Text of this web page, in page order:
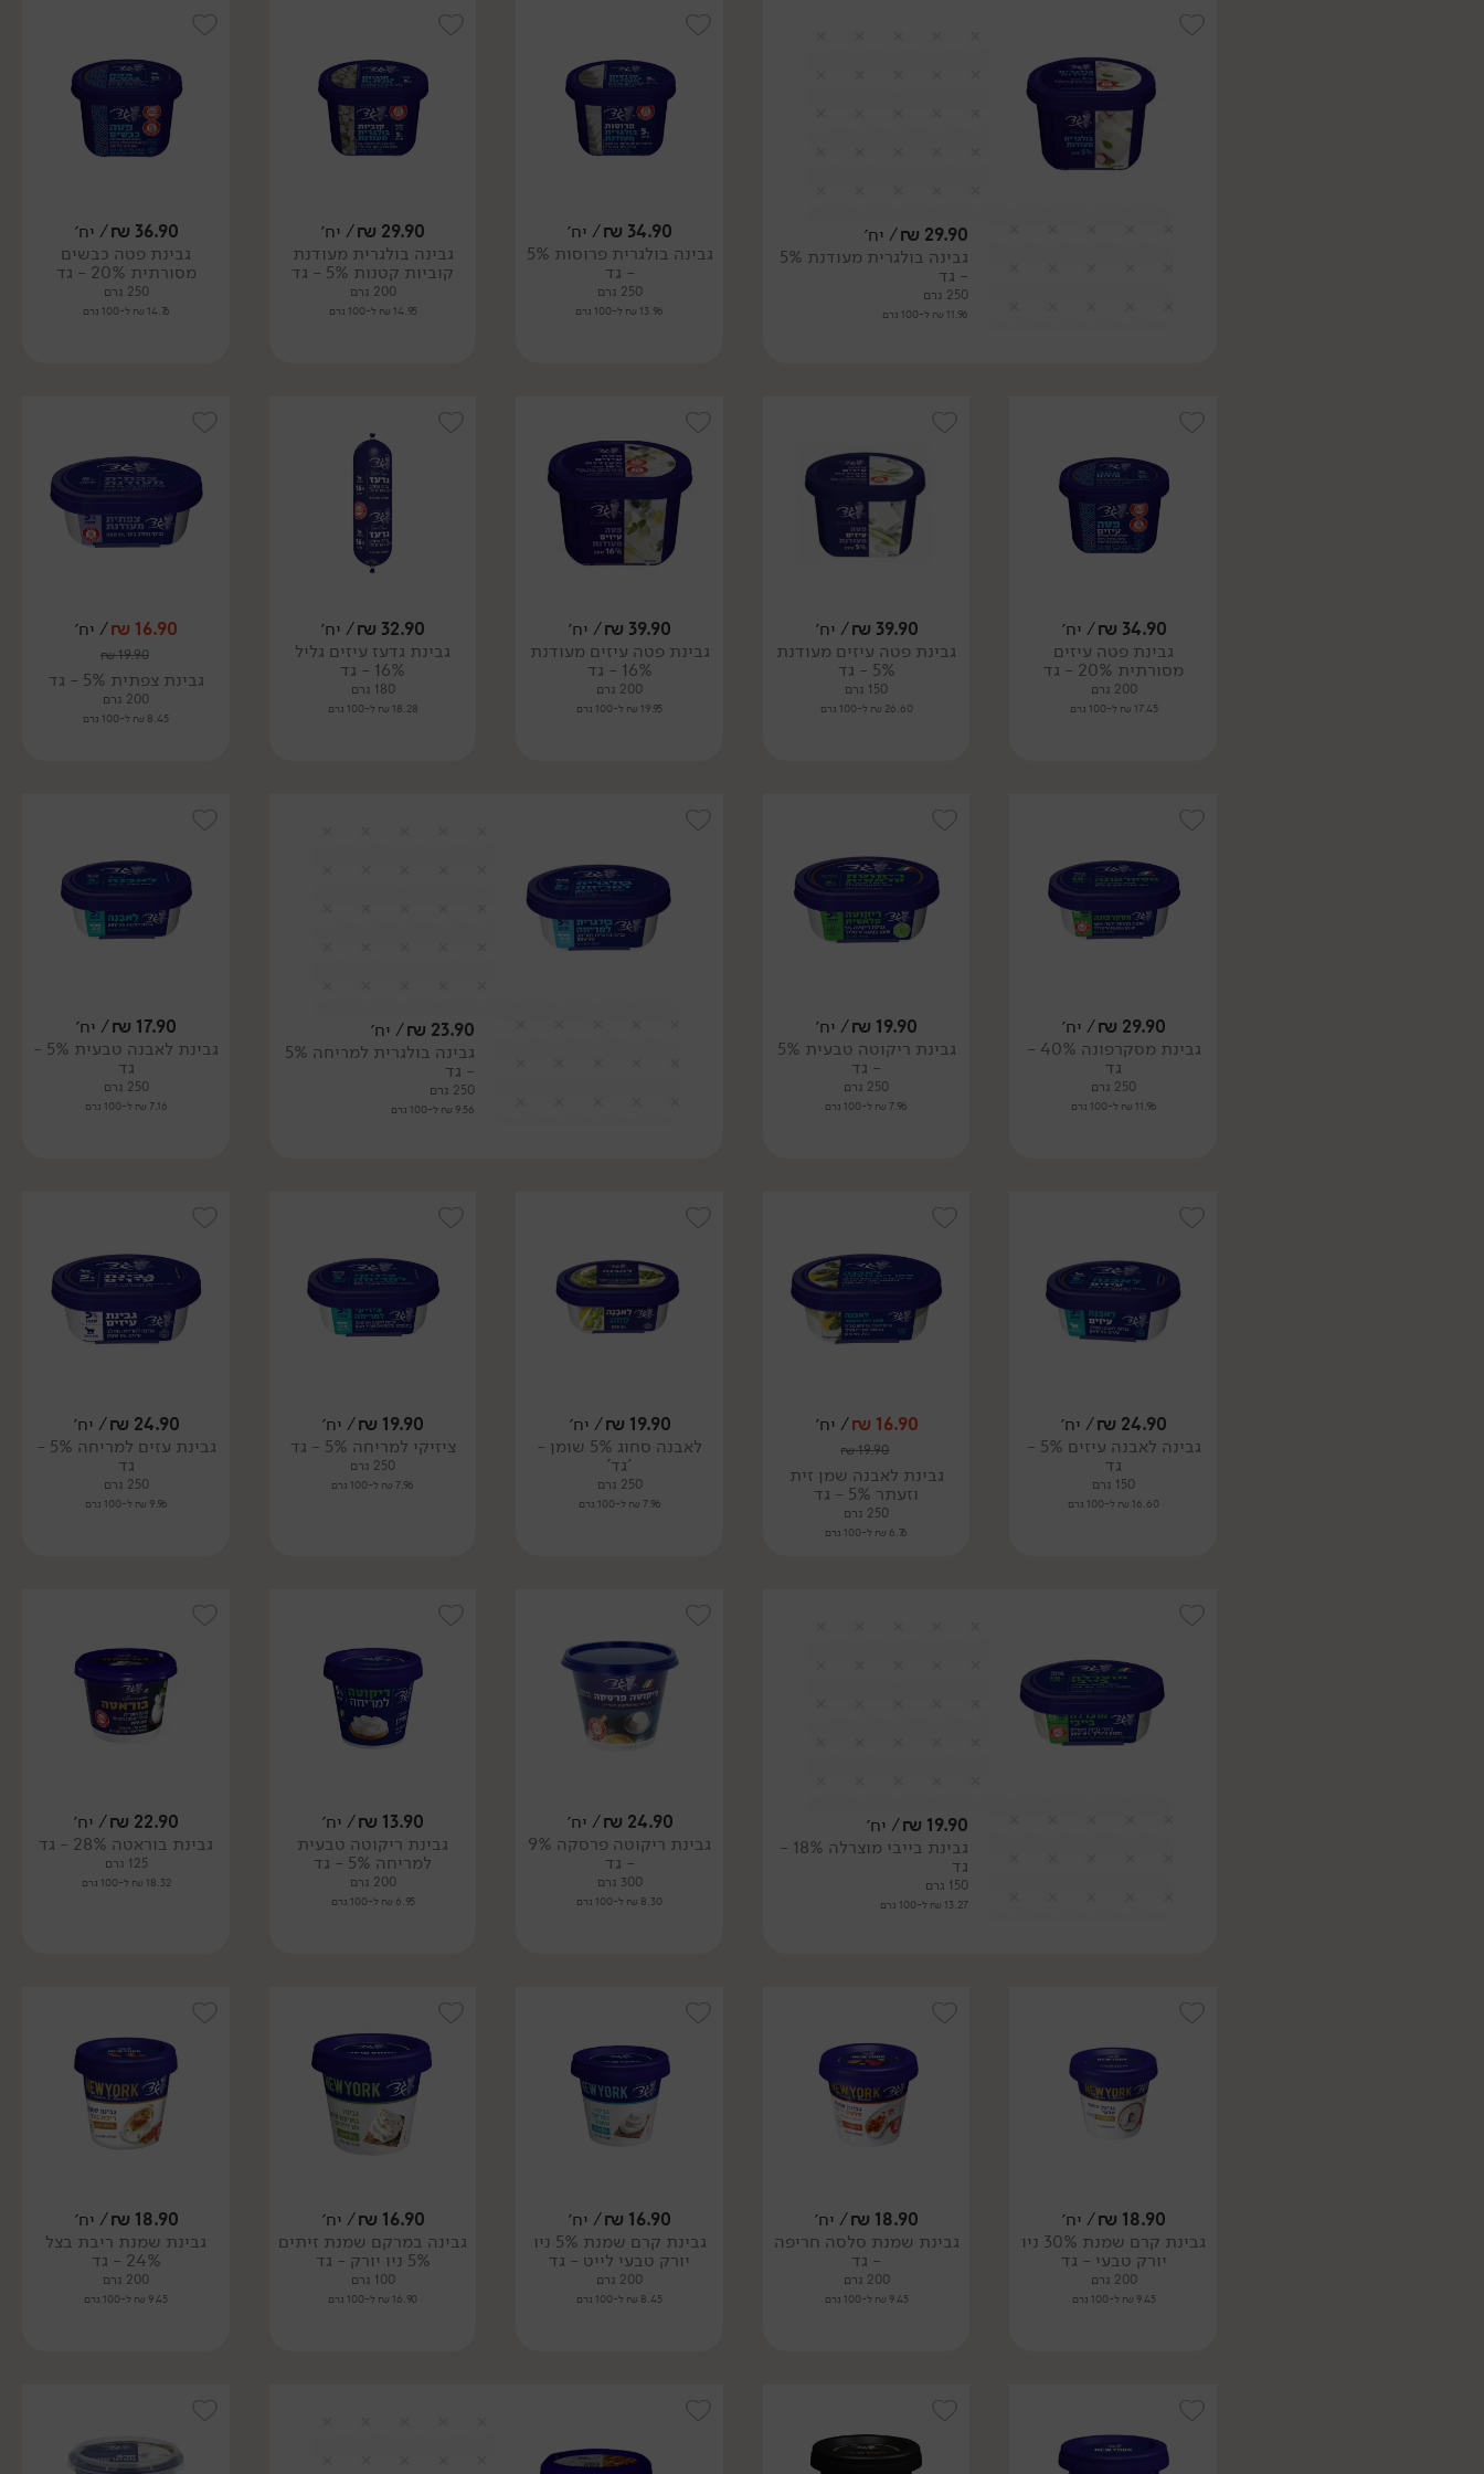
29.90
₪/ יח׳
גבינה בולגרית מעודנת 5%
- גד
250 גרם
11.96 ₪ ל-100 גרם
34.90
₪/ יח׳
גבינה בולגרית פרוסות 5%
- גד
250 גרם
13.96 ₪ ל-100 גרם
29.90
₪/ יח׳
גבינה בולגרית מעודנת
קוביות קטנות 5% - גד
200 גרם
14.95 ₪ ל-100 גרם
36.90
₪/ יח׳
גבינת פטה כבשים
מסורתית 20% - גד
250 גרם
14.76 ₪ ל-100 גרם
34.90
₪/ יח׳
גבינת פטה עיזים
מסורתית 20% - גד
200 גרם
17.45 ₪ ל-100 גרם
39.90
₪/ יח׳
גבינת פטה עיזים מעודנת
5% - גד
150 גרם
26.60 ₪ ל-100 גרם
39.90
₪/ יח׳
גבינת פטה עיזים מעודנת
16% - גד
200 גרם
19.95 ₪ ל-100 גרם
32.90
₪/ יח׳
גבינת גדעז עיזים גליל
16% - גד
180 גרם
18.28 ₪ ל-100 גרם
16.90
₪/ יח׳
19.90
₪
גבינת צפתית 5% - גד
200 גרם
8.45 ₪ ל-100 גרם
29.90
₪/ יח׳
גבינת מסקרפונה 40% -
גד
250 גרם
11.96 ₪ ל-100 גרם
19.90
₪/ יח׳
גבינת ריקוטה טבעית 5%
- גד
250 גרם
7.96 ₪ ל-100 גרם
23.90
₪/ יח׳
גבינה בולגרית למריחה 5%
- גד
250 גרם
9.56 ₪ ל-100 גרם
17.90
₪/ יח׳
גבינת לאבנה טבעית 5% -
גד
250 גרם
7.16 ₪ ל-100 גרם
24.90
₪/ יח׳
גבינה לאבנה עיזים 5% -
גד
150 גרם
16.60 ₪ ל-100 גרם
16.90
₪/ יח׳
19.90
₪
גבינת לאבנה שמן זית
וזעתר 5% - גד
250 גרם
6.76 ₪ ל-100 גרם
19.90
₪/ יח׳
לאבנה סחוג 5% שומן -
'גד'
250 גרם
7.96 ₪ ל-100 גרם
19.90
₪/ יח׳
ציזיקי למריחה 5% - גד
250 גרם
7.96 ₪ ל-100 גרם
24.90
₪/ יח׳
גבינת עזים למריחה 5% -
גד
250 גרם
9.96 ₪ ל-100 גרם
19.90
₪/ יח׳
גבינת בייבי מוצרלה 18% -
גד
150 גרם
13.27 ₪ ל-100 גרם
24.90
₪/ יח׳
גבינת ריקוטה פרסקה 9%
- גד
300 גרם
8.30 ₪ ל-100 גרם
13.90
₪/ יח׳
גבינת ריקוטה טבעית
למריחה 5% - גד
200 גרם
6.95 ₪ ל-100 גרם
22.90
₪/ יח׳
גבינת בוראטה 28% - גד
125 גרם
18.32 ₪ ל-100 גרם
18.90
₪/ יח׳
גבינת קרם שמנת 30% ניו
יורק טבעי - גד
200 גרם
9.45 ₪ ל-100 גרם
18.90
₪/ יח׳
גבינת שמנת סלסה חריפה
- גד
200 גרם
9.45 ₪ ל-100 גרם
16.90
₪/ יח׳
גבינת קרם שמנת 5% ניו
יורק טבעי לייט - גד
200 גרם
8.45 ₪ ל-100 גרם
16.90
₪/ יח׳
גבינה במרקם שמנת זיתים
5% ניו יורק - גד
100 גרם
16.90 ₪ ל-100 גרם
18.90
₪/ יח׳
גבינת שמנת ריבת בצל
24% - גד
200 גרם
9.45 ₪ ל-100 גרם